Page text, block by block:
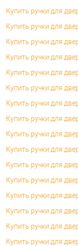
Купить ручки для
Купить ручки для
Купить ручки для
Купить ручки для
Купить ручки для
Купить ручки для
Купить ручки для
Купить ручки для
Купить ручки для
Купить ручки для
Купить ручки для
Купить ручки для
Купить ручки для
Купить ручки для
Купить ручки для
Купить ручки для